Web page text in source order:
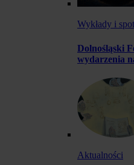
Wykłady i
Dolnośląski
wydarzenia
Aktualności